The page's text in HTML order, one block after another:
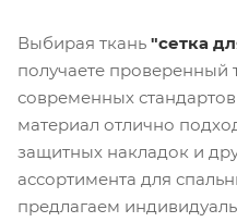
Выбирая ткань "сетка
получаете проверенный
современных
материал отлично
защитных накладок и
ассортимента для
предлагаем